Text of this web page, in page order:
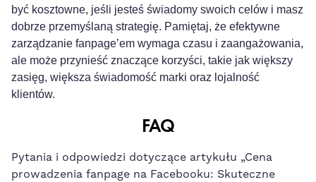
być kosztowne, jeśli jesteś świadomy swoich celów i masz
dobrze przemyślaną strategię. Pamiętaj, że efektywne
zarządzanie fanpage’em wymaga czasu i zaangażowania,
ale może przynieść znaczące korzyści, takie jak większy
zasięg, większa świadomość marki oraz ‌lojalność
klientów.
FAQ
Pytania i‌ odpowiedzi dotyczące artykułu „Cena
prowadzenia fanpage na⁤ Facebooku: Skuteczne